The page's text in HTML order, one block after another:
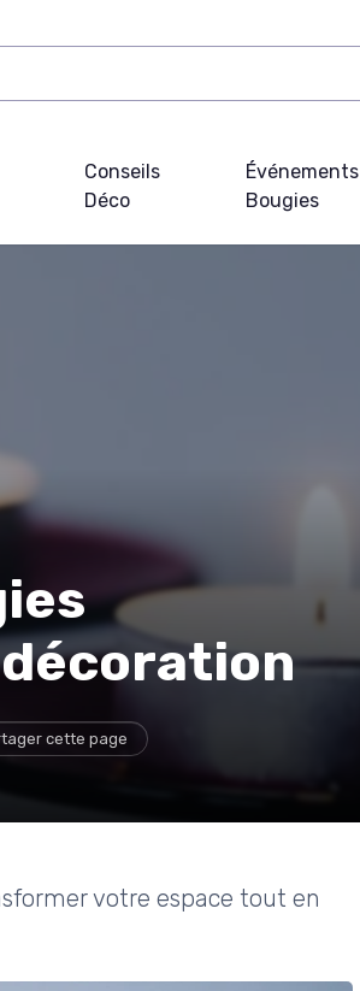
Conseils
Déco
Événements
Bougies
cette page
votre espace tout en